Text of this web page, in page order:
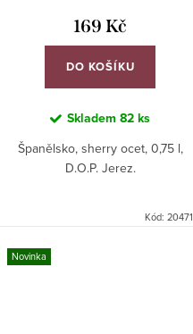
169 Kč
DO KOŠÍKU
Skladem 82 ks
Španělsko, sherry ocet, 0,75 l,
D.O.P. Jerez.
Kód: 20471
Novinka